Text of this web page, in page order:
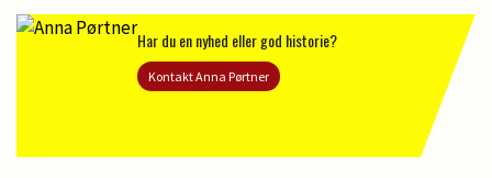
Har du en nyhed eller god historie?
Kontakt Anna Pørtner